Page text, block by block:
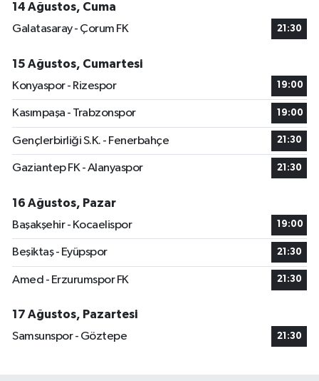
14 Ağustos, Cuma
Galatasaray - Çorum FK
21:30
15 Ağustos, Cumartesi
Konyaspor - Rizespor
19:00
Kasımpaşa - Trabzonspor 19:00
Gençlerbirliği S.K. - Fenerbahçe 21:30
Gaziantep FK - Alanyaspor 21:30
16 Ağustos, Pazar
Başakşehir - Kocaelispor
19:00
Beşiktaş - Eyüpspor 21:30
Amed - Erzurumspor FK 21:30
17 Ağustos, Pazartesi
Samsunspor - Göztepe
21:30